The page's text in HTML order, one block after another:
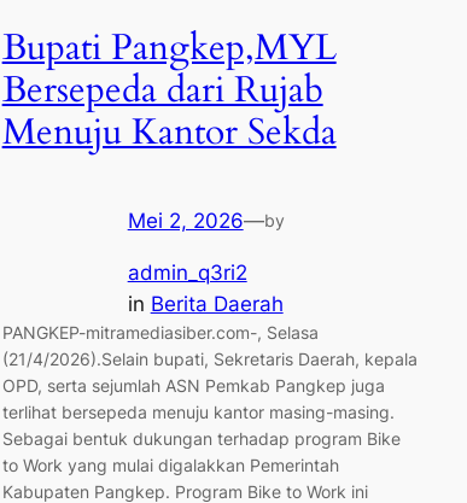
Bupati Pangkep,MYL
Bersepeda dari Rujab
Menuju Kantor Sekda
Mei 2, 2026—by
admin_q3ri2
in Berita Daerah
PANGKEP-mitramediasiber.com-, Selasa
(21/4/2026).Selain bupati, Sekretaris Daerah, kepala
OPD, serta sejumlah ASN Pemkab Pangkep juga
terlihat bersepeda menuju kantor masing-masing.
Sebagai bentuk dukungan terhadap program Bike
to Work yang mulai digalakkan Pemerintah
Kabupaten Pangkep. Program Bike to Work ini